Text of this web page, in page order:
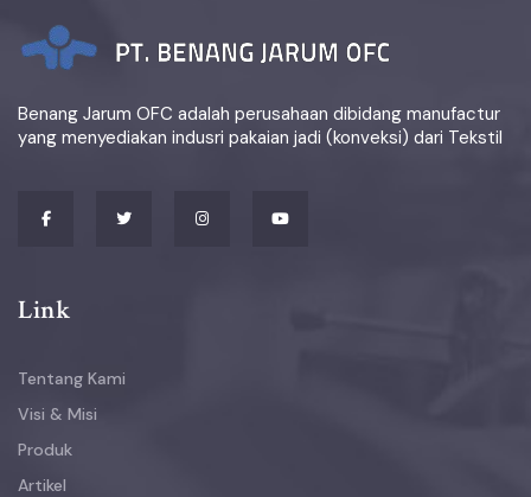
Benang Jarum OFC adalah perusahaan dibidang manufactur
yang menyediakan indusri pakaian jadi (konveksi) dari Tekstil
Link
Tentang Kami
Visi & Misi
Produk
Artikel